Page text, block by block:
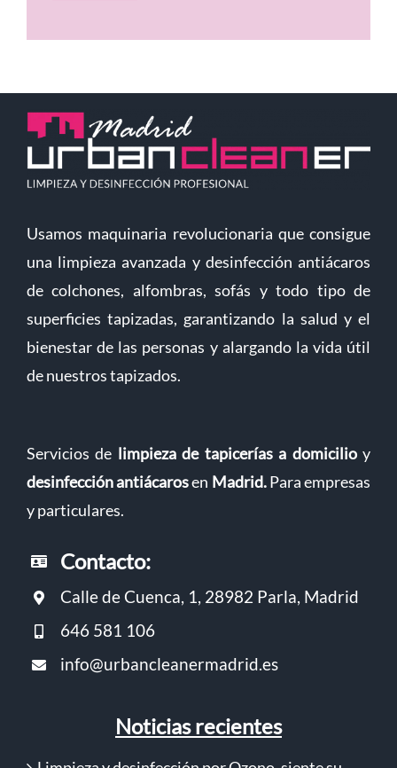
Usamos maquinaria revolucionaria que consigue
una limpieza avanzada y desinfección antiácaros
de colchones, alfombras, sofás y todo tipo de
superficies tapizadas, garantizando la salud y el
bienestar de las personas y alargando la vida útil
de nuestros tapizados.
Servicios de limpieza de tapicerías a domicilioy
desinfección antiácarosen Madrid.Para empresas
y particulares.
Contacto:
Calle de Cuenca, 1, 28982 Parla, Madrid
646 581 106
info@urbancleanermadrid.es
Noticias recientes